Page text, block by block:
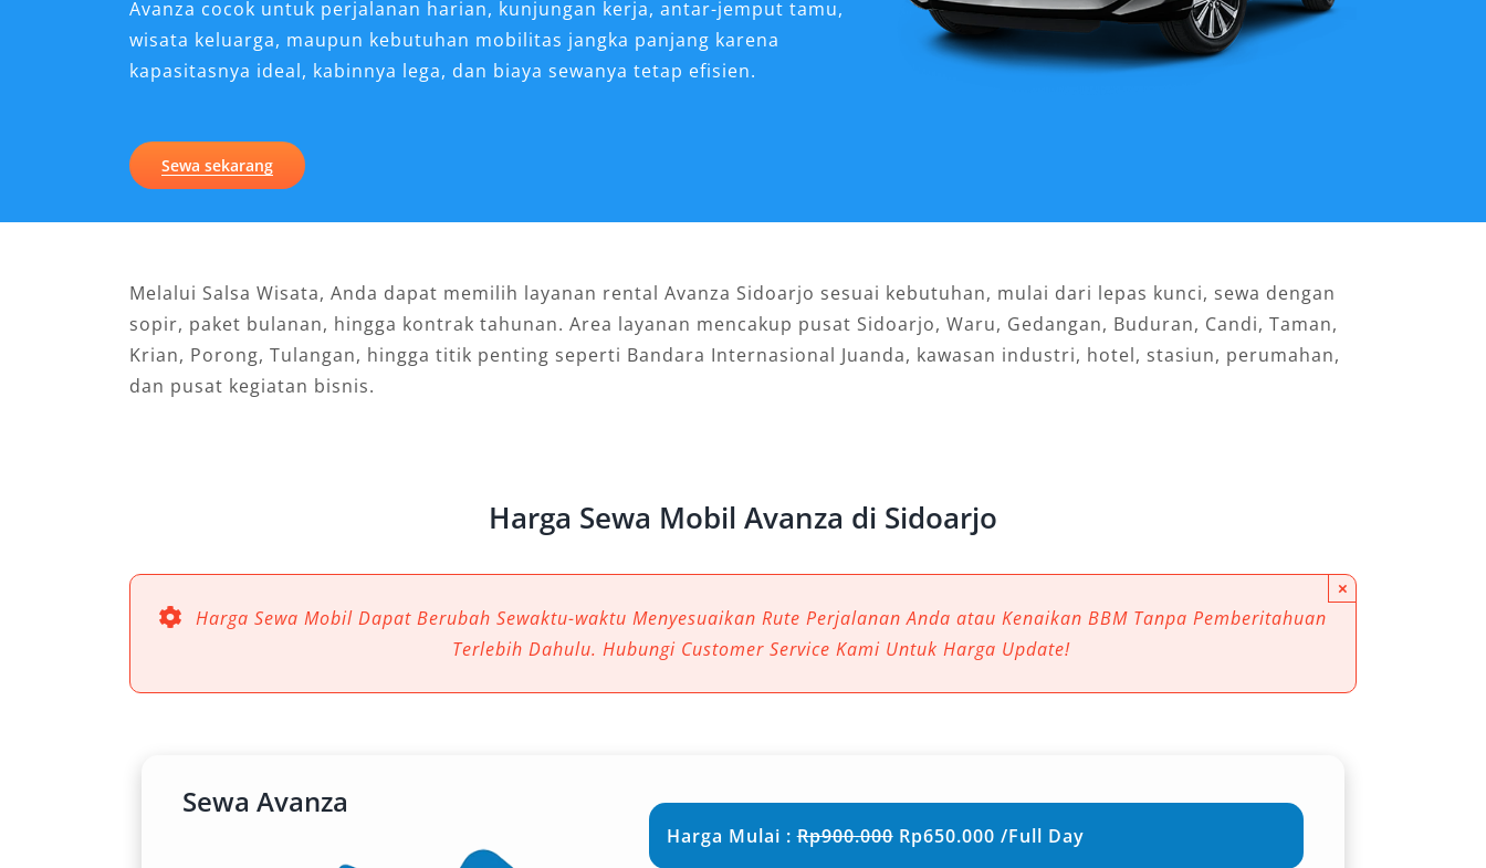
Avanza cocok untuk perjalanan harian, kunjungan kerja, antar-jemput tamu,
wisata keluarga, maupun kebutuhan mobilitas jangka panjang karena
kapasitasnya ideal, kabinnya lega, dan biaya sewanya tetap efisien.
Sewa sekarang
Melalui Salsa Wisata, Anda dapat memilih layanan rental Avanza Sidoarjo sesuai kebutuhan, mulai dari lepas kunci, sewa dengan
sopir, paket bulanan, hingga kontrak tahunan. Area layanan mencakup pusat Sidoarjo, Waru, Gedangan, Buduran, Candi, Taman,
Krian, Porong, Tulangan, hingga titik penting seperti Bandara Internasional Juanda, kawasan industri, hotel, stasiun, perumahan,
dan pusat kegiatan bisnis.
Harga Sewa Mobil Avanza di Sidoarjo
Harga Sewa Mobil Dapat Berubah Sewaktu-waktu Menyesuaikan Rute Perjalanan Anda atau Kenaikan BBM Tanpa Pemberitahuan
Terlebih Dahulu. Hubungi Customer Service Kami Untuk Harga Update!
×
Sewa Avanza
Harga Mulai :Rp900.000Rp650.000 /Full Day